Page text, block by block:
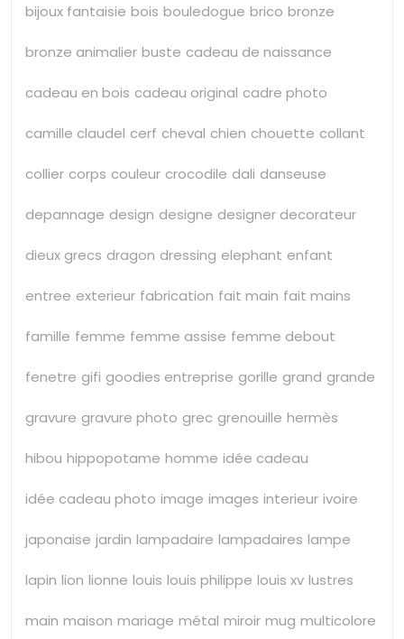
bijoux fantaisie bois bouledogue brico bronze
bronze animalier buste cadeau de naissance
cadeau en bois cadeau original cadre photo
camille claudel cerf cheval chien chouette collant
collier corps couleur crocodile dali danseuse
depannage design designe designer decorateur
dieux grecs dragon dressing elephant enfant
entree exterieur fabrication fait main fait mains
famille femme femme assise femme debout
fenetre gifi goodies entreprise gorille grand grande
gravure gravure photo grec grenouille hermès
hibou hippopotame homme idée cadeau
idée cadeau photo image images interieur ivoire
japonaise jardin lampadaire lampadaires lampe
lapin lion lionne louis louis philippe louis xv lustres
main maison mariage métal miroir mug multicolore